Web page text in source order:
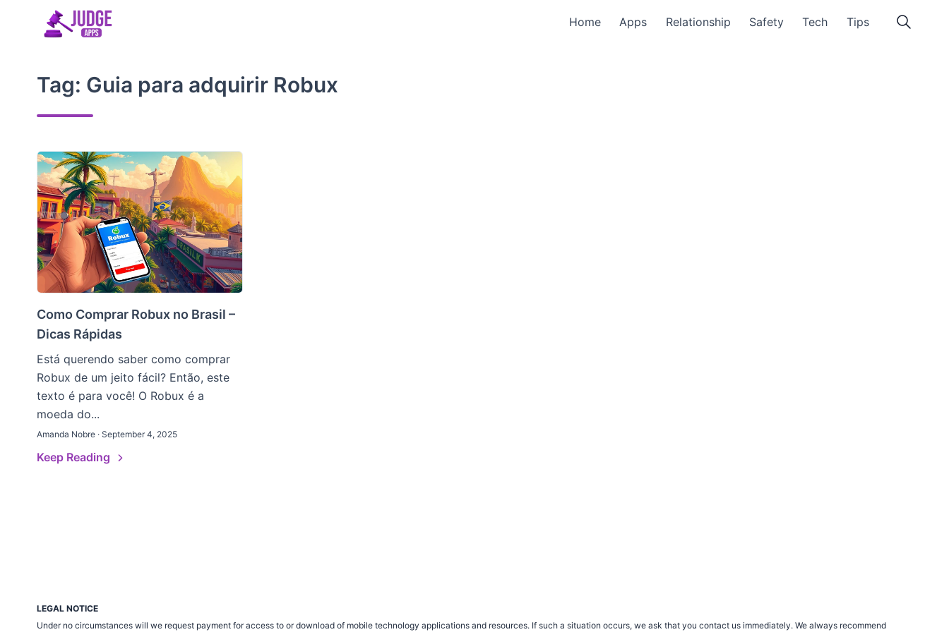
Home Apps Relationship Safety Tech Tips
Tag: Guia para adquirir Robux
Como Comprar Robux no Brasil –
Dicas Rápidas
Está querendo saber como comprar
Robux de um jeito fácil? Então, este
texto é para você! O Robux é a
moeda do...
Amanda Nobre · September 4, 2025
Keep Reading
LEGAL NOTICE
Under no circumstances will we request payment for access to or download of mobile technology applications and resources. If such a situation occurs, we ask that you contact us immediately. We always recommend